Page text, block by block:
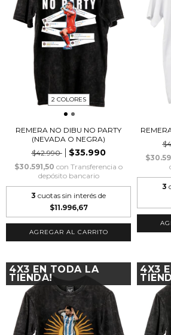
2 COLORES
REMERA NO DIBU NO PARTY
(NEVADA O NEGRA)
$42.990
$35.990
$30.591,50 con Transferencia o
depósito bancario
3 cuotas sin interés de
$11.996,67
AGREGAR AL CARRITO
3
4X3 EN TODA LA
TIENDA!
4X3